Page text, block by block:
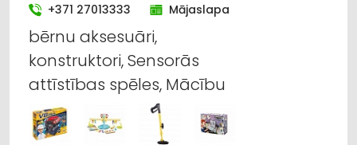
+371 27013333 Mājaslapa
bērnu aksesuāri,
konstruktori, Sensorās
attīstības spēles, Mācību